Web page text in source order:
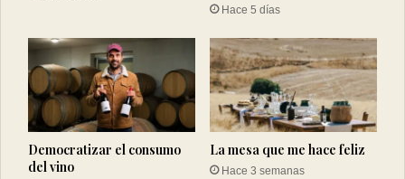
Hace 5 días
Democratizar el consumo
del vino
La mesa que me hace feliz
Hace 3 semanas